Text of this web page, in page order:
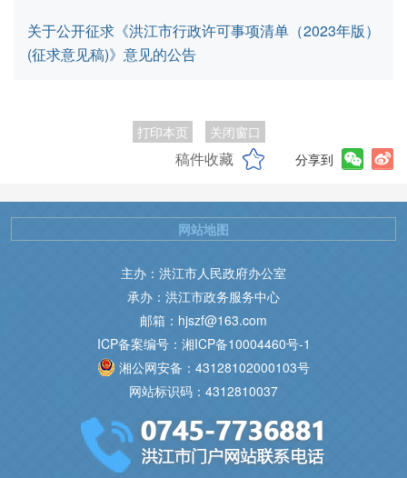
关于公开征求《洪江市行政许可事项清单（2023年版）
(征求意见稿)》意见的公告
打印本页 关闭窗口
稿件收藏 分享到
主办：洪江市人民政府办公室
承办：洪江市政务服务中心
邮箱：hjszf@163.com
ICP备案编号：湘ICP备10004460号-1
湘公网安备：43128102000103号
网站标识码：4312810037
网站地图